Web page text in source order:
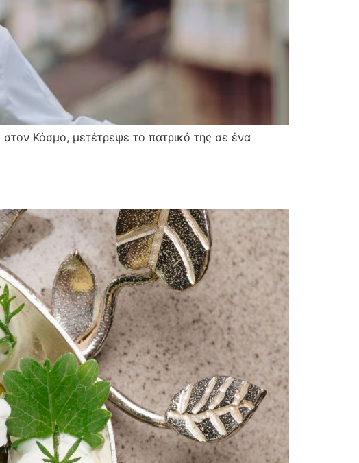
Κόσμο, μετέτρεψε το πατρικό της σε ένα